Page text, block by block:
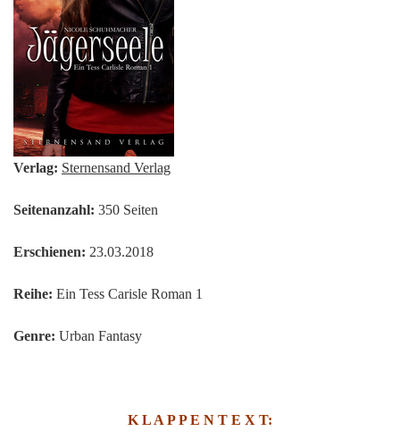
Verlag: Sternensand Verlag
Seitenanzahl: 350 Seiten
Erschienen: 23.03.2018
Reihe: Ein Tess Carisle Roman 1
Genre: Urban Fantasy
K L A P P E N T E X T: